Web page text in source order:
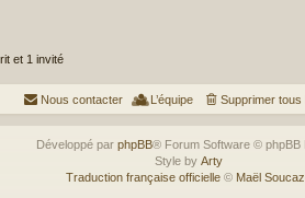
et 1 invité
Supprimer
L’équipe
Nous contacter
Développé par phpBB® Forum Software © phpBB
Style by Arty
Traduction française officielle © Maël